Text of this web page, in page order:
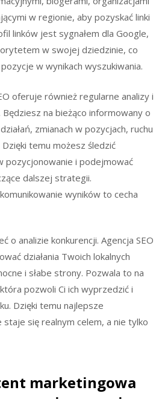
w regionie, aby pozyskać linki
linków jest sygnałem dla Google,
w swojej dziedzinie, co
w wynikach wyszukiwania.
oferuje również regularne analizy i
na bieżąco informowany o
zmianach w pozycjach, ruchu
temu możesz śledzić
pozycjonowanie i podejmować
dalszej strategii.
wyników to cecha
o analizie konkurencji. Agencja SEO
działania Twoich lokalnych
i słabe strony. Pozwala to na
pozwoli Ci ich wyprzedzić i
Dzięki temu najlepsze
staje się realnym celem, a nie tylko
marketingowa